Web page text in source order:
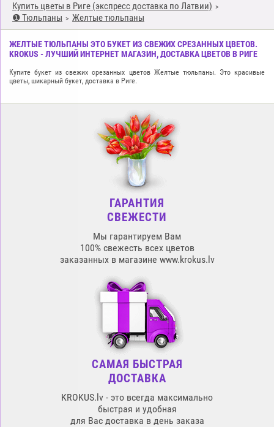
Купить цветы в Риге (экспресс доставка по Латвии)
❶ Тюльпаны
Желтые тюльпаны
ЖЕЛТЫЕ ТЮЛЬПАНЫ ЭТО БУКЕТ ИЗ СВЕЖИХ СРЕЗАННЫХ ЦВЕТОВ.
KROKUS - ЛУЧШИЙ ИНТЕРНЕТ МАГАЗИН, ДОСТАВКА ЦВЕТОВ В РИГЕ
Купите букет из свежих срезанных цветов Желтые тюльпаны. Это красивые
цветы, шикарный букет, доставка в Риге.
ГАРАНТИЯ
СВЕЖЕСТИ
Мы гарантируем Вам
100% свежесть всех цветов
заказанных в магазине www.krokus.lv
САМАЯ БЫСТРАЯ
ДОСТАВКА
KROKUS.lv - это всегда максимально
быстрая и удобная
для Вас доставка в день заказа